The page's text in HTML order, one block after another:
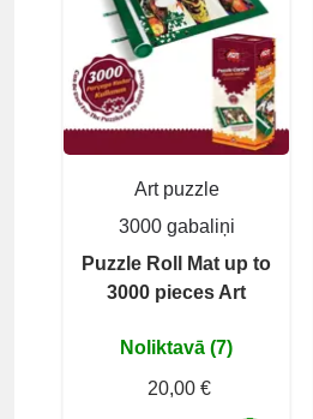
Art puzzle
3000 gabaliņi
Puzzle Roll Mat up to
3000 pieces Art
Noliktavā (7)
20,00 €